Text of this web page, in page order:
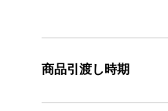
商品引渡し時期